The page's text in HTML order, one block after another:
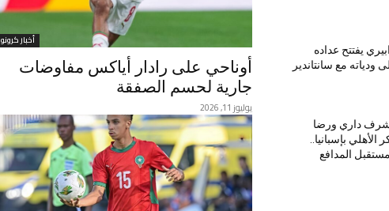
أخبار كرونو
أوناحي على رادار أياكس مفاوضات
جارية لحسم الصفقة
يوليوز 11, 2026
يفتتح عداده
ودياته مع سانتاندير
داري ورضا
بإسبانيا..
المدافع